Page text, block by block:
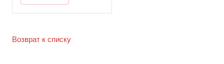
Возврат к списку